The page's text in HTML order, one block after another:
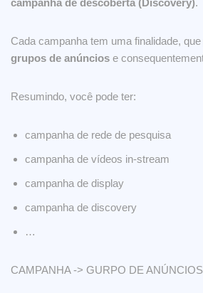
Cada campanha tem uma finalidade,
grupos de anúncios e
Resumindo, você pode ter:
campanha de rede de pesquisa
campanha de vídeos in-stream
campanha de display
campanha de discovery
…
CAMPANHA -> GURPO DE